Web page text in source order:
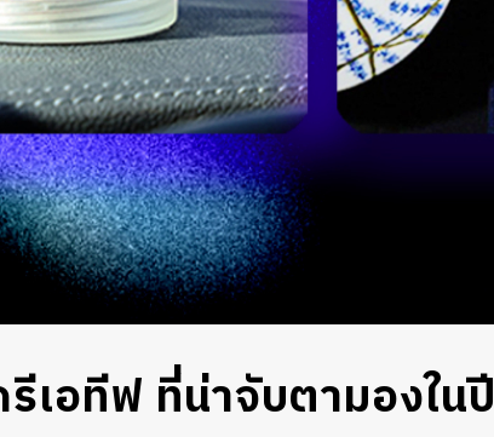
เอทีฟ ที่น่าจับตามองในปี